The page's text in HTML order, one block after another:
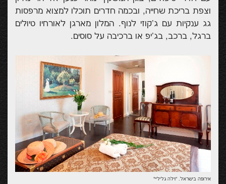
וצפת בריכת שחייה, ובכמה חדרים תוכלו למצוא מרפסות
גג ענקיות עם ג'קוזי לנוף. המלון מארגן לאורחיו טיולים
ברגל, ברכב, בג'יפ או ברכיבה על סוסים.
אירופה בישראל. "וילה גליליי"